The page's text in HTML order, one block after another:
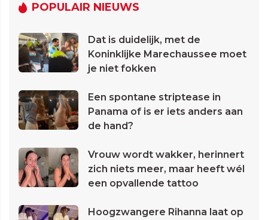
POPULAIR NIEUWS
Dat is duidelijk, met de
Koninklijke Marechaussee moet
je niet fokken
Een spontane striptease in
Panama of is er iets anders aan
de hand?
Vrouw wordt wakker, herinnert
zich niets meer, maar heeft wél
een opvallende tattoo
Hoogzwangere Rihanna laat op